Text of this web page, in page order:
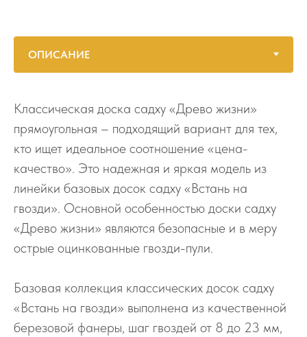
Классическая доска садху «Древо жизни»
прямоугольная – подходящий вариант для тех,
кто ищет идеальное соотношение «цена-
качество». Это надежная и яркая модель из
линейки базовых досок садху «Встань на
гвозди». Основной особенностью доски садху
«Древо жизни» являются безопасные и в меру
острые оцинкованные гвозди-пули.
Базовая коллекция классических досок садху
«Встань на гвозди» выполнена из качественной
березовой фанеры, шаг гвоздей от 8 до 23 мм,